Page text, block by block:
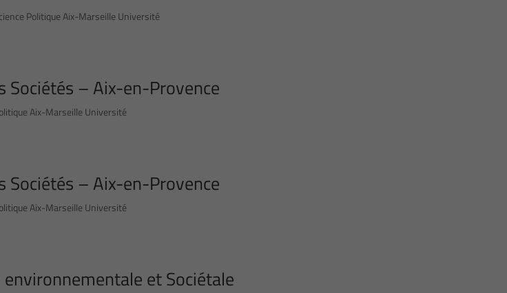
Politique Aix-Marseille Université
Sociétés – Aix-en-Provence
Aix-Marseille Université
Sociétés – Aix-en-Provence
Aix-Marseille Université
et Sociétale